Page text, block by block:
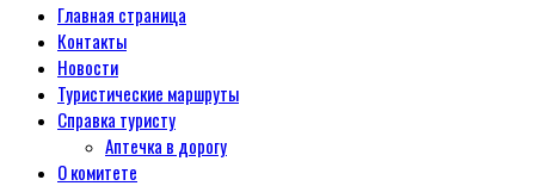
Главная страница
Контакты
Новости
Туристические маршруты
Справка туристу
Аптечка в дорогу
О комитете